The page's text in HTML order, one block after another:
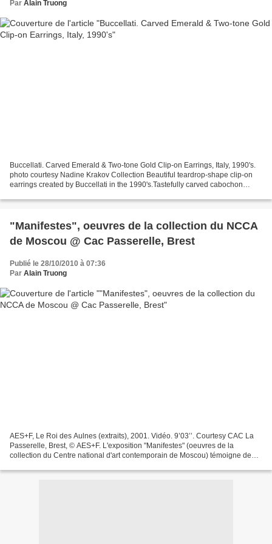
Par Alain Truong
Buccellati. Carved Emerald & Two-tone Gold Clip-on Earrings, Italy, 1990's.
photo courtesy Nadine Krakov Collection Beautiful teardrop-shape clip-on
earrings created by Buccellati in the 1990's.Tastefully carved cabochon
"Manifestes", oeuvres de la collection du NCCA
de Moscou @ Cac Passerelle, Brest
Publié le 28/10/2010 à 07:36
Par Alain Truong
AES+F, Le Roi des Aulnes (extraits), 2001. Vidéo. 9’03’’. Courtesy CAC La
Passerelle, Brest, © AES+F. L'exposition "Manifestes" (oeuvres de la
collection du Centre national d'art contemporain de Moscou) témoigne de